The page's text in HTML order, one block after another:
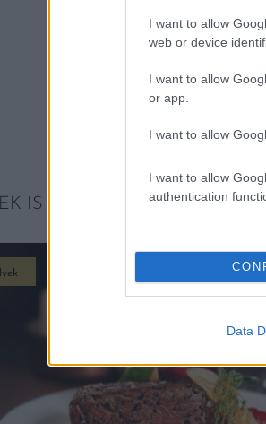
I want to allow
web or device
I want to allow
or app.
I want to allow
I want to allow
authentication
Data
IS ÉRDEKELHETNEK